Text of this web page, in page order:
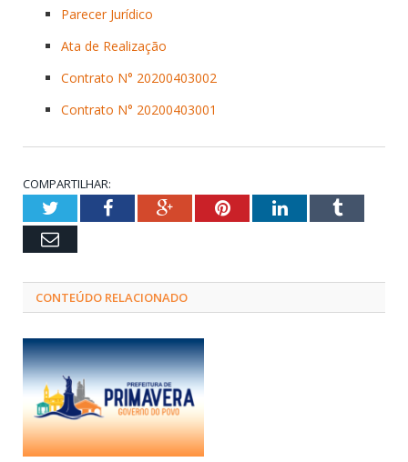
Parecer Jurídico
Ata de Realização
Contrato N° 20200403002
Contrato N° 20200403001
COMPARTILHAR:
TwitterFacebookGoogle+PinterestLinkedInTumblr
Email
CONTEÚDO RELACIONADO